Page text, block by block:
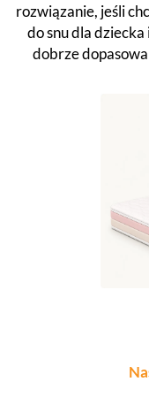
rozwiązanie, jeśli
do snu dla
dobrze